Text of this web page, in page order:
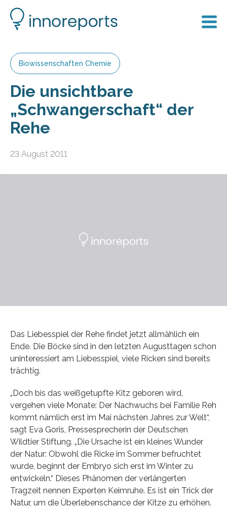
Biowissenschaften Chemie
Die unsichtbare
„Schwangerschaft“ der
Rehe
23 August 2011
Das Liebesspiel der Rehe findet jetzt allmählich ein
Ende. Die Böcke sind in den letzten Augusttagen schon
uninteressiert am Liebesspiel, viele Ricken sind bereits
trächtig.
„Doch bis das weißgetupfte Kitz geboren wird,
vergehen viele Monate: Der Nachwuchs bei Familie Reh
kommt nämlich erst im Mai nächsten Jahres zur Welt“,
sagt Eva Goris, Pressesprecherin der Deutschen
Wildtier Stiftung. „Die Ursache ist ein kleines Wunder
der Natur: Obwohl die Ricke im Sommer befruchtet
wurde, beginnt der Embryo sich erst im Winter zu
entwickeln.“ Dieses Phänomen der verlängerten
Tragzeit nennen Experten Keimruhe. Es ist ein Trick der
Natur, um die Überlebenschance der Kitze zu erhöhen.